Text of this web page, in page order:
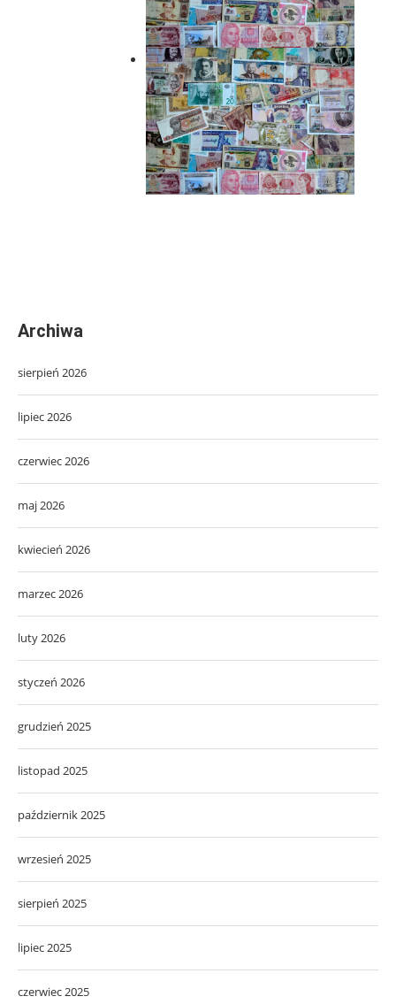
Archiwa
sierpień 2026
lipiec 2026
czerwiec 2026
maj 2026
kwiecień 2026
marzec 2026
luty 2026
styczeń 2026
grudzień 2025
listopad 2025
październik 2025
wrzesień 2025
sierpień 2025
lipiec 2025
czerwiec 2025